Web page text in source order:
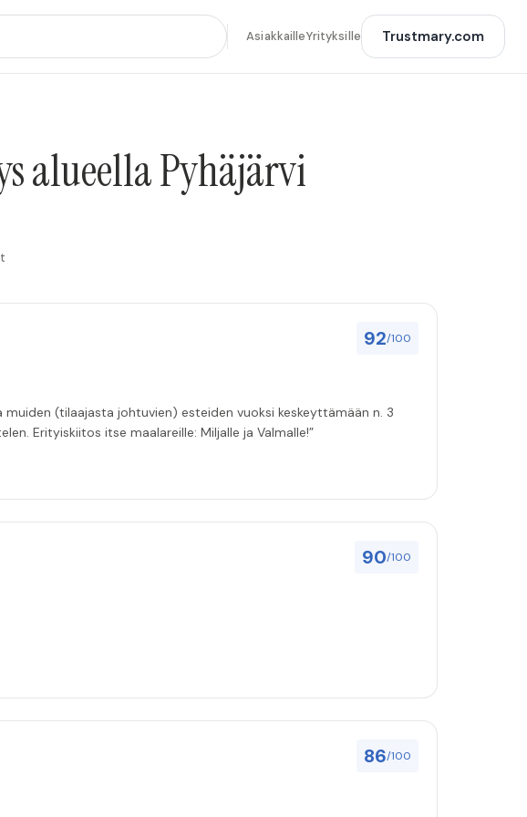
AsiakkailleYrityksille Trustmary.com
alueella Pyhäjärvi
92/100
(tilaajasta johtuvien) esteiden vuoksi keskeyttämään n. 3
Erityiskiitos itse maalareille: Miljalle ja Valmalle!”
90/100
86/100